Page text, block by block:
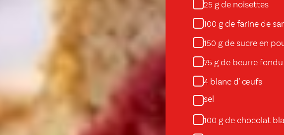
25 g de noisettes
100 g de farine de
150 g de sucre en
75 g de beurre fondu
4 blanc d' œufs
sel
100 g de chocolat